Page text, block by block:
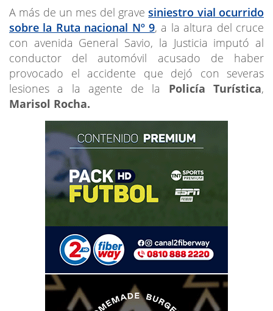
A más de un mes del gravesiniestro vial ocurrido
sobre la Ruta nacional Nº 9, a la altura del cruce
con avenida General Savio, la Justicia imputó al
conductor del automóvil acusado de haber
provocado el accidente que dejó con severas
lesiones a la agente de la Policía Turística,
Marisol Rocha.